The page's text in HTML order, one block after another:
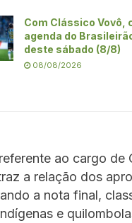
Com Clássico Vovô,
agenda do
deste sábado (8/8)
08/08/2026
ao cargo de
a relação dos
a nota final,
e